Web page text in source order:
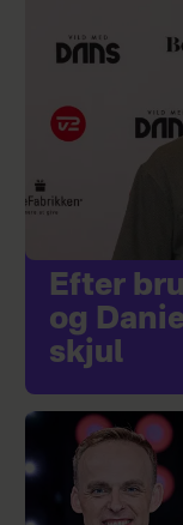
Efter
og
skjul